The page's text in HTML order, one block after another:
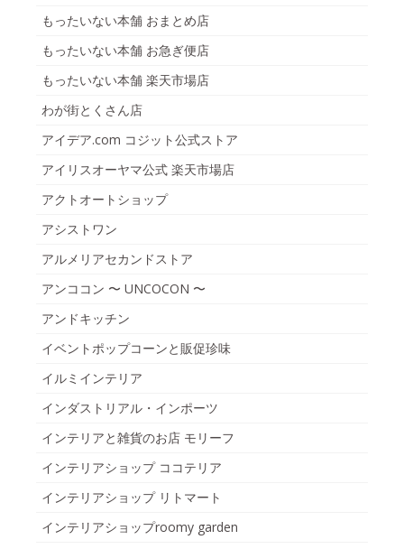
もったいない本舗 おまとめ店
もったいない本舗 お急ぎ便店
もったいない本舗 楽天市場店
わが街とくさん店
アイデア.com コジット公式ストア
アイリスオーヤマ公式 楽天市場店
アクトオートショップ
アシストワン
アルメリアセカンドストア
アンココン 〜 UNCOCON 〜
アンドキッチン
イベントポップコーンと販促珍味
イルミインテリア
インダストリアル・インポーツ
インテリアと雑貨のお店 モリーフ
インテリアショップ ココテリア
インテリアショップ リトマート
インテリアショップroomy garden